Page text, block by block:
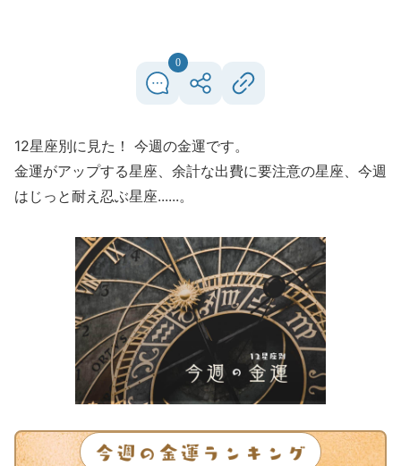
0
12星座別に見た！ 今週の金運です。
金運がアップする星座、余計な出費に要注意の星座、今週
はじっと耐え忍ぶ星座......。